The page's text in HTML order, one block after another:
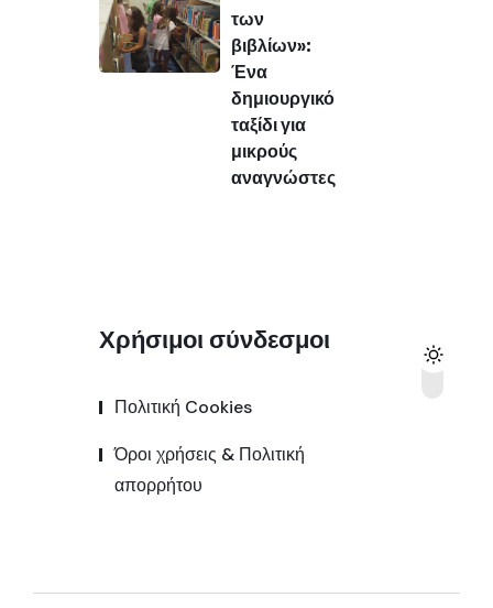
των
βιβλίων»:
Ένα
δημιουργικό
ταξίδι για
μικρούς
αναγνώστες
Χρήσιμοι σύνδεσμοι
Πολιτική Cookies
Όροι χρήσεις & Πολιτική
απορρήτου